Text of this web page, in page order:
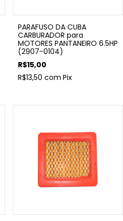
PARAFUSO DA CUBA
CARBURADOR para
MOTORES PANTANEIRO 6.5HP
(2907-0104)
R$15,00
R$13,50 com Pix